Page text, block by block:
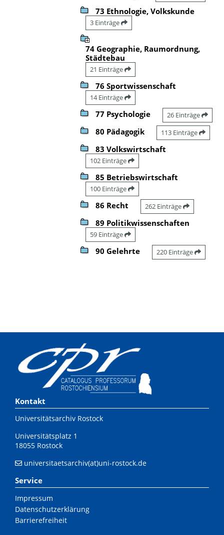
73 Ethnologie, Volkskunde
3 Einträge
74 Geographie, Raumordnung,
Städtebau
21 Einträge
76 Sportwissenschaft
14 Einträge
77 Psychologie 26 Einträge
80 Pädagogik 113 Einträge
83 Volkswirtschaft
102 Einträge
85 Betriebswirtschaft
100 Einträge
86 Recht 262 Einträge
89 Politikwissenschaften
59 Einträge
90 Gelehrte 220 Einträge
Kontakt
Universitätsarchiv Rostock
Universitätsplatz 1
18055 Rostock
universitaetsarchiv(at)uni-rostock.de
Service
Impressum
Datenschutzerklärung
Barrierefreiheit